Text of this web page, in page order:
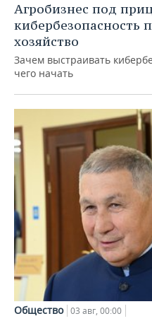
Агробизнес под
кибербезопасность
хозяйство
Зачем выстраивать
чего начать
Общество 03 авг, 00:00